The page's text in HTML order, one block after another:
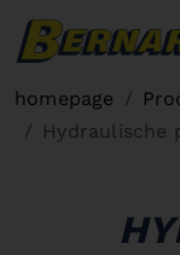
homepage
Hydraulische